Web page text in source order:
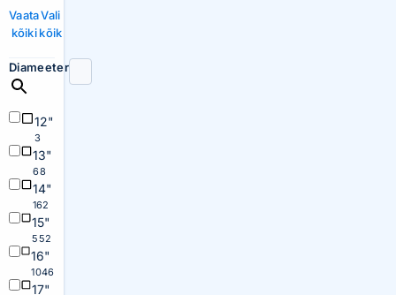
Vaata
kõiki
Vali
kõik
Diameeter
12"
3
13"
68
14"
162
15"
552
16"
1046
17"